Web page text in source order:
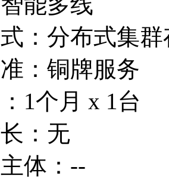
： 分布式集群
： 铜牌服务
1个月 x 1台
： 无
体： --